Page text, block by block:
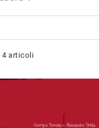
4 articoli